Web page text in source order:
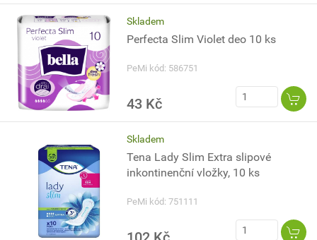
Skladem
Perfecta Slim Violet deo 10 ks
PeMi kód: 586751
43 Kč
Skladem
Tena Lady Slim Extra slipové
inkontinenční vložky, 10 ks
PeMi kód: 751111